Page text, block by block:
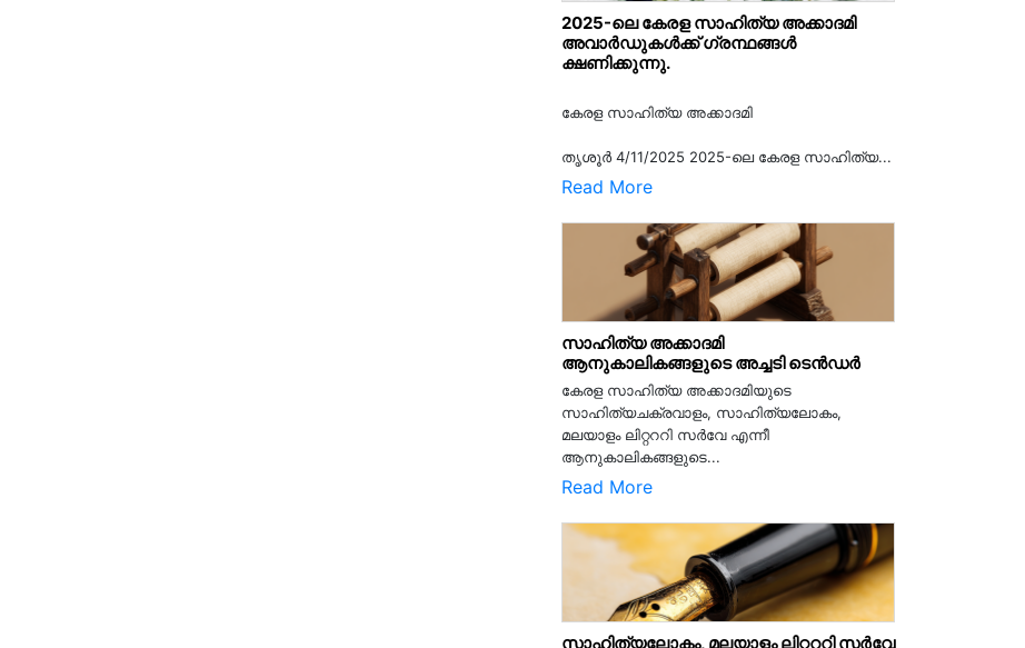
2025-ലെ കേരള സാഹിത്യ അക്കാദമി
അവാർഡുകൾക്ക് ഗ്രന്ഥങ്ങൾ
ക്ഷണിക്കുന്നു.
കേരള സാഹിത്യ അക്കാദമി
തൃശൂര്‍ 4/11/2025 2025-ലെ കേരള സാഹിത്യ...
Read More
സാഹിത്യ അക്കാദമി
ആനുകാലികങ്ങളുടെ അച്ചടി ടെൻഡർ
കേരള സാഹിത്യ അക്കാദമിയുടെ
സാഹിത്യചക്രവാളം, സാഹിത്യലോകം,
മലയാളം ലിറ്റററി സർവേ എന്നീ
ആനുകാലികങ്ങളുടെ...
Read More
സാഹിത്യലോകം, മലയാളം ലിറ്റററി സർവേ